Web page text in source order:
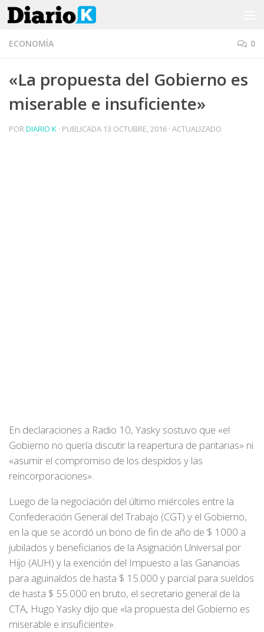
Saltar al contenido
ECONOMÍA 0
«La propuesta del Gobierno es
miserable e insuficiente»
PORDIARIO K · PUBLICADA 13 OCTUBRE, 2016 · ACTUALIZADO
En declaraciones a Radio 10, Yasky sostuvo que «el
Gobierno no quería discutir la reapertura de paritarias» ni
«asumir el compromiso de los despidos y las
reincorporaciones».
Luego de la negociación del último miércoles entre la
Confederación General del Trabajo (CGT) y el Gobierno,
en la que se acordó un bono de fin de año de $ 1000 a
jubilados y beneficiarios de la Asignación Universal por
Hijo (AUH) y la exención del Impuesto a las Ganancias
para aguinaldos de hasta $ 15.000 y parcial para sueldos
de hasta $ 55.000 en bruto, el secretario general de la
CTA, Hugo Yasky dijo que «la propuesta del Gobierno es
miserable e insuficiente».